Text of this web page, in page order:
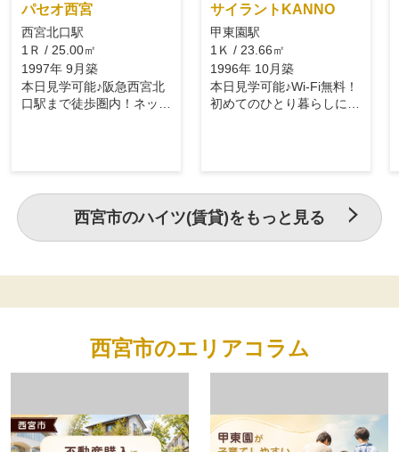
パセオ西宮
西宮北口駅
1Ｒ / 25.00㎡
1997年 9月築
本日見学可能♪阪急西宮北
口駅まで徒歩圏内！ネット
サイラントKANNO
甲東園駅
1Ｋ / 23.66㎡
1996年 10月築
本日見学可能♪Wi-Fi無料！
初めてのひとり暮らしにオ
西宮市のハイツ(賃貸)をもっと見る
西宮市のエリアコラム